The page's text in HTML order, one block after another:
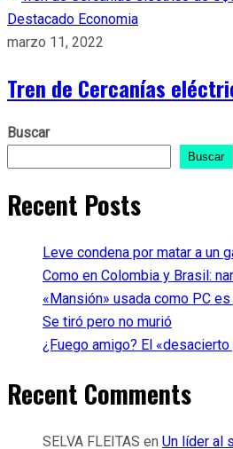
Destacado Economia
marzo 11, 2022
Tren de Cercanías
Buscar
Buscar
Recent Posts
Leve condena por matar a un
Como en Colombia y Brasil:
«Mansión» usada como PC
Se tiró pero no murió
¿Fuego amigo? El
Recent Comments
SELVA FLEITAS en Un líder al